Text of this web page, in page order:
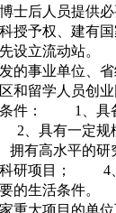
博士后人员提
授予权、建有
先设立流动站
的事业单位、
和留学人员创
条件： 1、具
、具有一定规
高水平的研
科研项目； 4
要的生活条件
重大项目的单位